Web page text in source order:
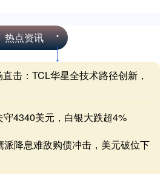
热点资讯
击：TCL华星全技术路径创新，
4340美元，白银大跌超4%
降息难敌购债冲击，美元破位下